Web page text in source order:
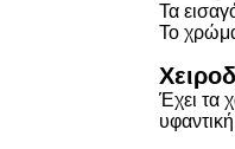
Τα
Το χρώμα
Έχει τα